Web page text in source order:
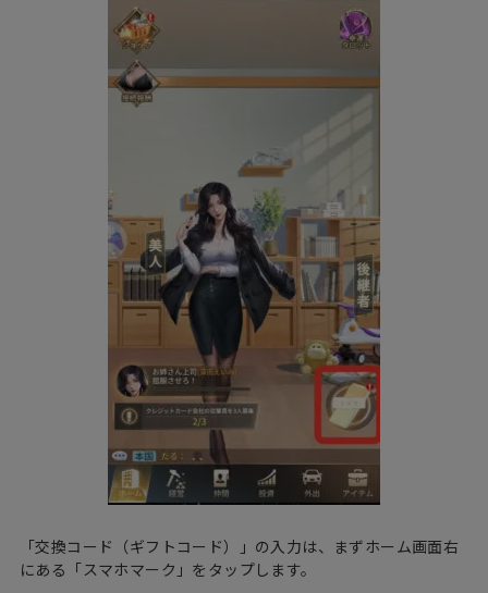
「交換コード（ギフトコード）」の入力は、まずホーム画面右
にある「スマホマーク」をタップします。